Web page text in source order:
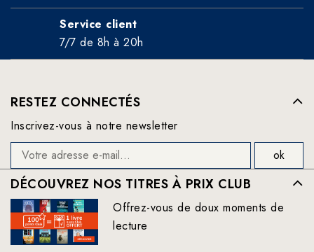
Service client
7/7 de 8h à 20h
RESTEZ CONNECTÉS
Inscrivez-vous à notre newsletter
DÉCOUVREZ NOS TITRES À PRIX CLUB
Offrez-vous de doux moments de
lecture